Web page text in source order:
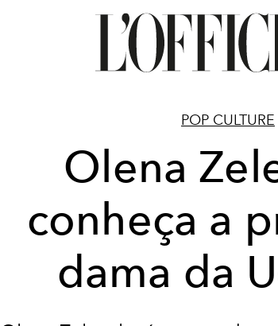
POP CULTURE
Olena
conheça a
dama da